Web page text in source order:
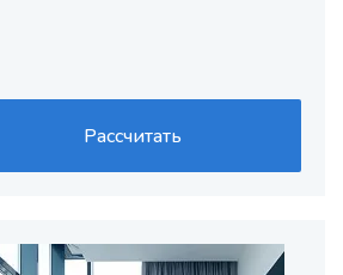
Рассчитать